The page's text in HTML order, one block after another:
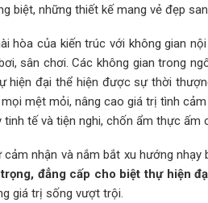
biệt, những thiết kế mang vẻ đẹp
hòa của kiến trúc với không gian
sân chơi. Các không gian trong
đại thể hiện được sự thời
mệt mỏi, nâng cao giá trị tình
tế và tiện nghi, chốn ẩm thực ấm
nhận và nắm bắt xu hướng nhạy
đẳng cấp cho biệt thự hiện
giá trị sống vượt trội.